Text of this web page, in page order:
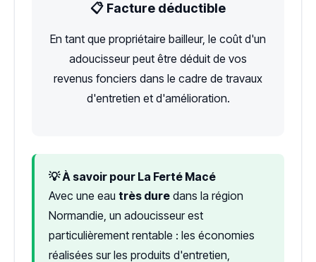
📋 Facture déductible
En tant que propriétaire bailleur, le coût d'un
adoucisseur peut être déduit de vos
revenus fonciers dans le cadre de travaux
d'entretien et d'amélioration.
💡 À savoir pour La Ferté Macé
Avec une eau très dure dans la région
Normandie, un adoucisseur est
particulièrement rentable : les économies
réalisées sur les produits d'entretien,